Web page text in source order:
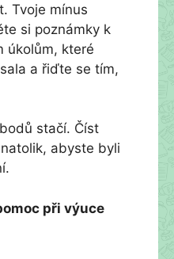
Tvoje mínus
si poznámky k
úkolům, které
a řiďte se tím,
stačí. Číst
abyste byli
při výuce